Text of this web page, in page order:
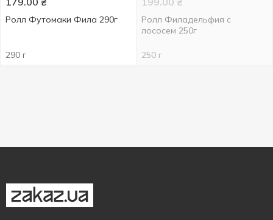
Ролл Футомаки Фила 290г
290 г
Ролл Филадельфия с
лососем 250г
250 г